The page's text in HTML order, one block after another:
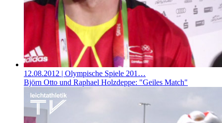
12.08.2012 | Olympische Spiele 201…
Björn Otto und Raphael Holzdeppe: "Geiles Match"